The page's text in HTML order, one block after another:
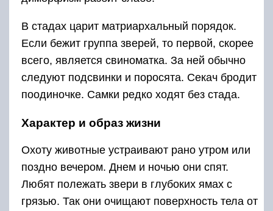
В стадах царит матриархальный порядок.
Если бежит группа зверей, то первой, скорее
всего, является свиноматка. За ней обычно
следуют подсвинки и поросята. Секач бродит
поодиночке. Самки редко ходят без стада.
Характер и образ жизни
Охоту животные устраивают рано утром или
поздно вечером. Днем и ночью они спят.
Любят полежать звери в глубоких ямах с
грязью. Так они очищают поверхность тела от